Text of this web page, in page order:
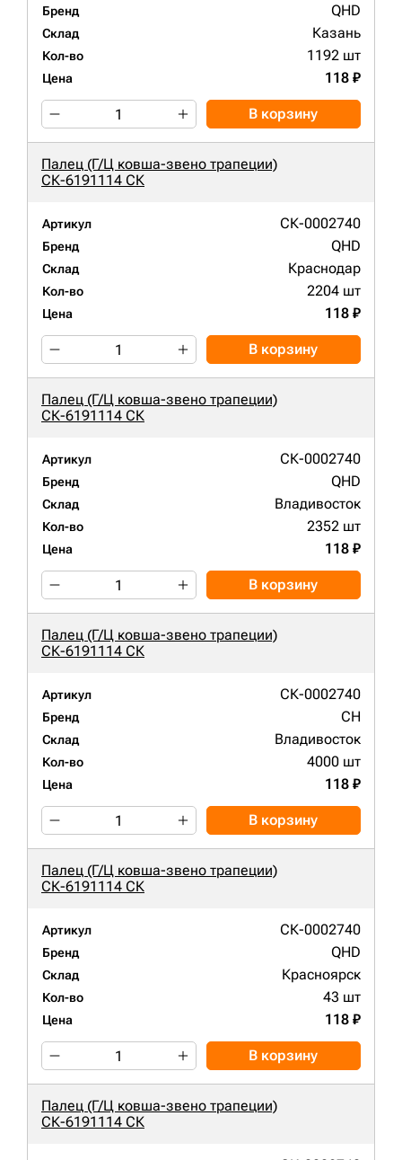
Бренд QHD
Склад Казань
Кол-во 1192 шт
Цена 118 ₽
В корзину
Палец (Г/Ц ковша-звено трапеции)
СК-6191114 СК
Артикул СК-0002740
Бренд QHD
Склад Краснодар
Кол-во 2204 шт
Цена 118 ₽
В корзину
Палец (Г/Ц ковша-звено трапеции)
СК-6191114 СК
Артикул СК-0002740
Бренд QHD
Склад Владивосток
Кол-во 2352 шт
Цена 118 ₽
В корзину
Палец (Г/Ц ковша-звено трапеции)
СК-6191114 СК
Артикул СК-0002740
Бренд CH
Склад Владивосток
Кол-во 4000 шт
Цена 118 ₽
В корзину
Палец (Г/Ц ковша-звено трапеции)
СК-6191114 СК
Артикул СК-0002740
Бренд QHD
Склад Красноярск
Кол-во 43 шт
Цена 118 ₽
В корзину
Палец (Г/Ц ковша-звено трапеции)
СК-6191114 СК